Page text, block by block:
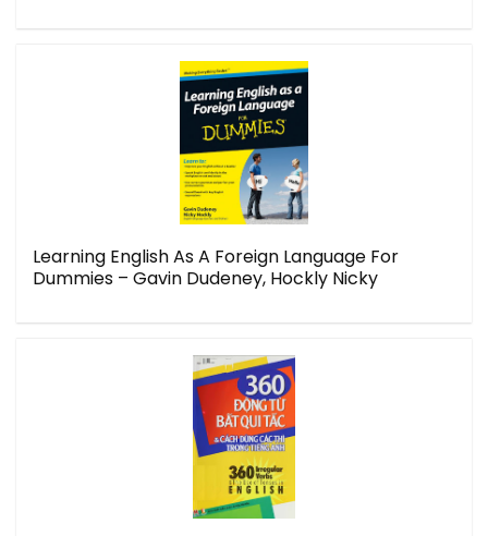
Learning English As A Foreign Language For
Dummies – Gavin Dudeney, Hockly Nicky